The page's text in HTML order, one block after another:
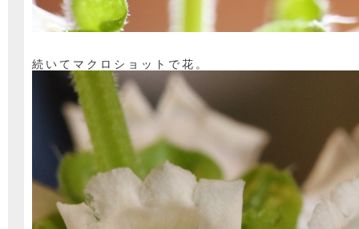
続いてマクロショットで花。